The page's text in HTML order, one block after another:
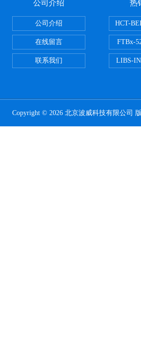
公司介绍
公司介绍
在线留言
联系我们
热
HCT-
FTBx-
LIBS-
Copyright © 2026 北京波威科技有限公司